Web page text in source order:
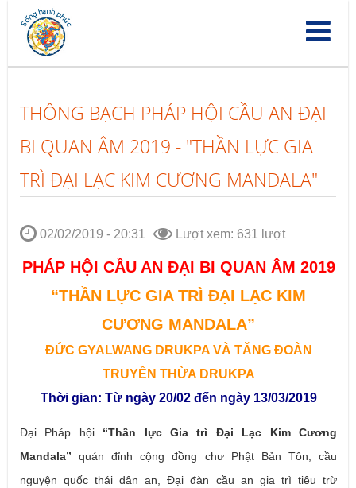
dung
THÔNG BẠCH PHÁP HỘI CẦU AN ĐẠI
BI QUAN ÂM 2019 - "THẦN LỰC GIA
TRÌ ĐẠI LẠC KIM CƯƠNG MANDALA"
02/02/2019 - 20:31 Lượt xem: 631 lượt
PHÁP HỘI CẦU AN ĐẠI BI QUAN ÂM 2019
“THẦN LỰC GIA TRÌ ĐẠI LẠC KIM
CƯƠNG MANDALA”
ĐỨC GYALWANG DRUKPA VÀ TĂNG ĐOÀN
TRUYỀN THỪA DRUKPA
Thời gian: Từ ngày 20/02 đến ngày 13/03/2019
Đại Pháp hội “Thần lực Gia trì Đại Lạc Kim Cương
Mandala” quán đỉnh cộng đồng chư Phật Bản Tôn, cầu
nguyện quốc thái dân an, Đại đàn cầu an gia trì tiêu trừ